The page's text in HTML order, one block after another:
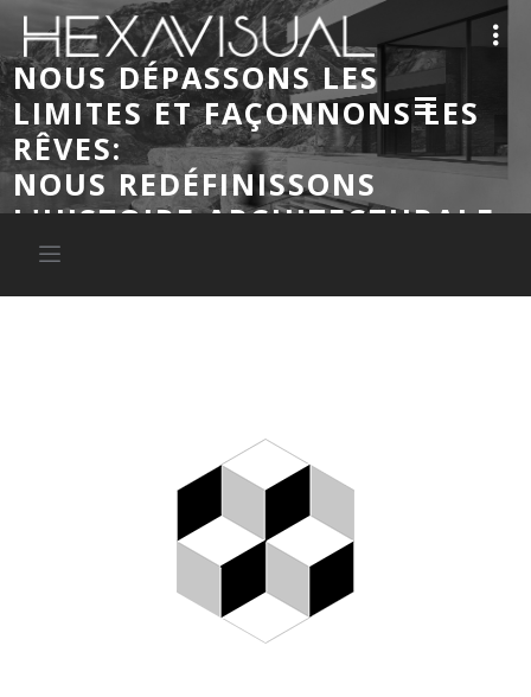
NOUS DÉPASSONS LES
LIMITES ET FAÇONNONS LES
RÊVES:
NOUS REDÉFINISSONS
L'HISTOIRE ARCHITECTURALE.